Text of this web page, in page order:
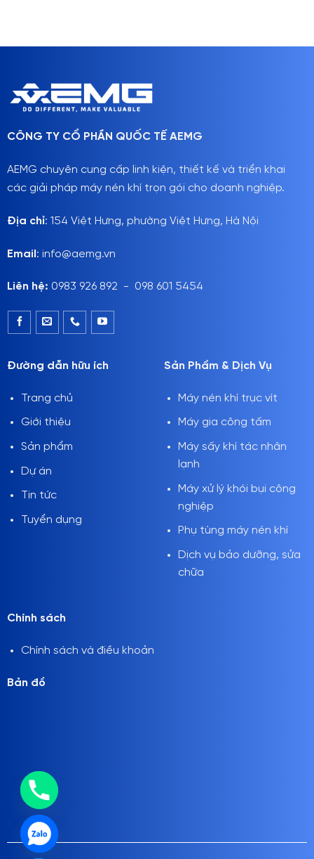
CÔNG TY CỔ PHẦN QUỐC TẾ AEMG
AEMG chuyên cung cấp linh kiện, thiết kế và triển khai
các giải pháp máy nén khí trọn gói cho doanh nghiệp.
Địa chỉ: 154 Việt Hưng, phường Việt Hưng, Hà Nội
Email : info@aemg.vn
Liên hệ: 0983 926 892 - 098 601 5454
Đường dẫn hữu ích
Trang chủ
Giới thiệu
Sản phẩm
Dự án
Tin tức
Tuyển dụng
Sản Phẩm & Dịch Vụ
Máy nén khí trục vít
Máy gia công tấm
Máy sấy khí tác nhân
lạnh
Máy xử lý khói bụi công
nghiệp
Phụ tùng máy nén khí
Dịch vụ bảo dưỡng, sửa
chữa
Chính sách
Chính sách và điều khoản
Bản đồ